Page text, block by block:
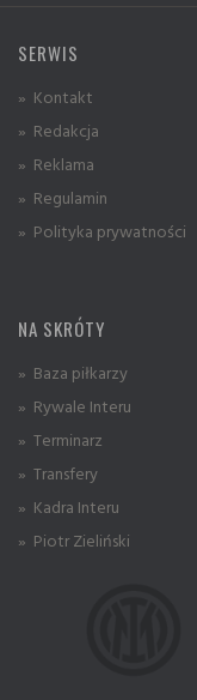
SERWIS
» Kontakt
» Redakcja
» Reklama
» Regulamin
» Polityka prywatności
NA SKRÓTY
» Baza piłkarzy
» Rywale Interu
» Terminarz
» Transfery
» Kadra Interu
» Piotr Zieliński